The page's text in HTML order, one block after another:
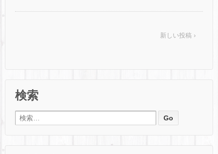
新しい投稿 ›
検索
検索: